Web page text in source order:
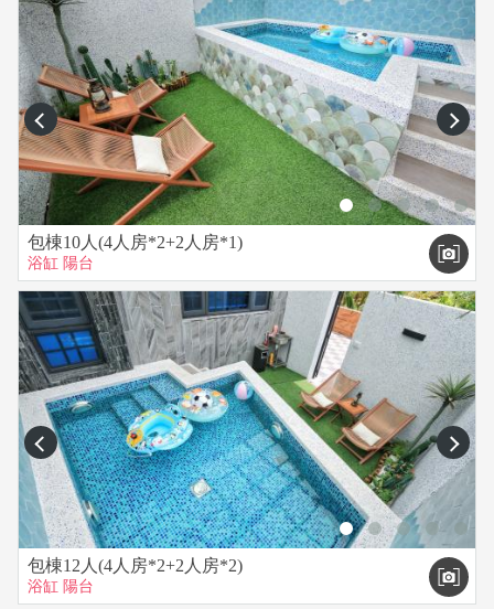
2. 如使用匯款，請將匯款單資料寫上訂房日及訂房姓名，並
line 或email 形式拍照傳送，以利會計對帳作業。
如未能入住，請於三日內告知，該訂金保留三個月，請擇日再
來，訂房後須改期請提前告知。
※如遇天災、颱風、地震等不可抗因素導致交通中斷無法前
來，可全額退款或更改日期。
訂房取消或延期：
一、旅客於預定住宿日14日前取消者， 得請求民宿退還已
付訂金100%。
二、旅客於預定住宿日10至13日前取消者，得請求民宿退還已
付訂金 70%。
三、旅客於預定住宿日７至９日前取消者，得請求民宿退還已
付訂金 50%。
四、旅客於預定住宿日４至６日前取消者，得請求民宿退還已
付訂金 40%。
五、旅客於預定住宿日２至３日前取消者，得請求民宿退還已
付訂金 30%。
六、旅客於預定住宿日１日前取消者， 得請求民宿退還已
付訂金 20%。
七、旅客於預定住宿日當日取消或怠於通知者，民宿得不退還
旅客已付全部訂金。
▲以上未退訂金可保留一個月。
prev next
包棟10人(4人房*2+2人房*1)
浴缸 陽台
prev next
包棟12人(4人房*2+2人房*2)
浴缸 陽台